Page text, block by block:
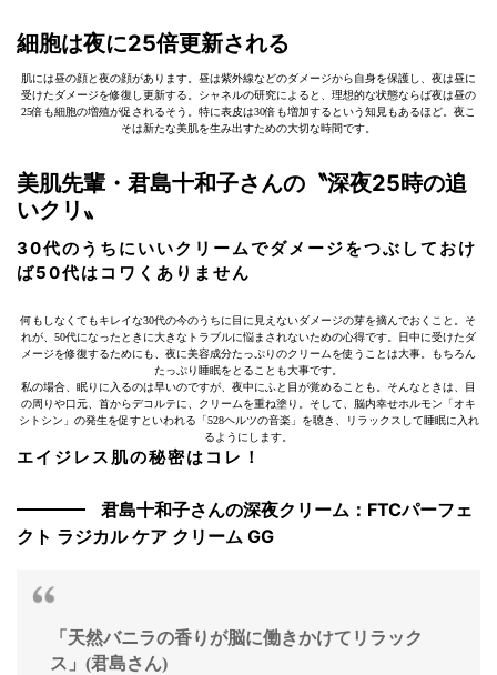
細胞は夜に25倍更新される
肌には昼の顔と夜の顔があります。昼は紫外線などのダメージから自身を保護し、夜は昼に
受けたダメージを修復し更新する。シャネルの研究によると、理想的な状態ならば夜は昼の
25倍も細胞の増殖が促されるそう。特に表皮は30倍も増加するという知見もあるほど。夜こ
そは新たな美肌を生み出すための大切な時間です。
美肌先輩・君島十和子さんの〝深夜25時の追
いクリ〟
30代のうちにいいクリームでダメージをつぶしておけ
ば50代はコワくありません
何もしなくてもキレイな30代の今のうちに目に見えないダメージの芽を摘んでおくこと。そ
れが、50代になったときに大きなトラブルに悩まされないための心得です。日中に受けたダ
メージを修復するためにも、夜に美容成分たっぷりのクリームを使うことは大事。もちろん
たっぷり睡眠をとることも大事です。
私の場合、眠りに入るのは早いのですが、夜中にふと目が覚めることも。そんなときは、目
の周りや口元、首からデコルテに、クリームを重ね塗り。そして、脳内幸せホルモン「オキ
シトシン」の発生を促すといわれる「528ヘルツの音楽」を聴き、リラックスして睡眠に入れ
るようにします。
エイジレス肌の秘密はコレ！
君島十和子さんの深夜クリーム：FTCパーフェ
クト ラジカル ケア クリーム GG
「天然バニラの香りが脳に働きかけてリラック
ス」(君島さん)